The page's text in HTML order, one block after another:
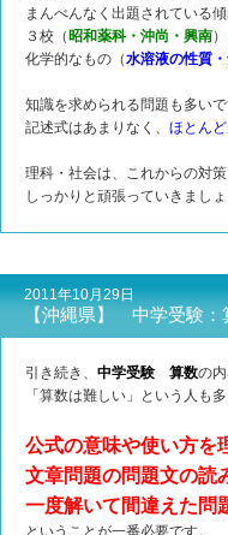
まんべんなく出題されている傾
３校（ 昭和薬科・沖尚・興南
化学的なもの（水溶液の性質
知識を求められる問題も多い
記述式はあまりなく、 ほとん
理科・社会は、これからの対
しっかりと頑張っていきましょ
2011年10月29日
【沖縄県】 中学受験
引き続き、 中学受験 算数の内
「算数は難しい」という人も
公式の意味や使い方を
文章問題の問題文の読
一度解いて間違えた問
ということが一番必要です。